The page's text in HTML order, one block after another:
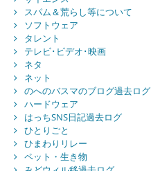
スパム＆荒らし等について
ソフトウェア
タレント
テレビ･ビデオ･映画
ネタ
ネット
のへのバスマのブログ過去ログ
ハードウェア
はっちSNS日記過去ログ
ひとりごと
ひまわりリレー
ペット・生き物